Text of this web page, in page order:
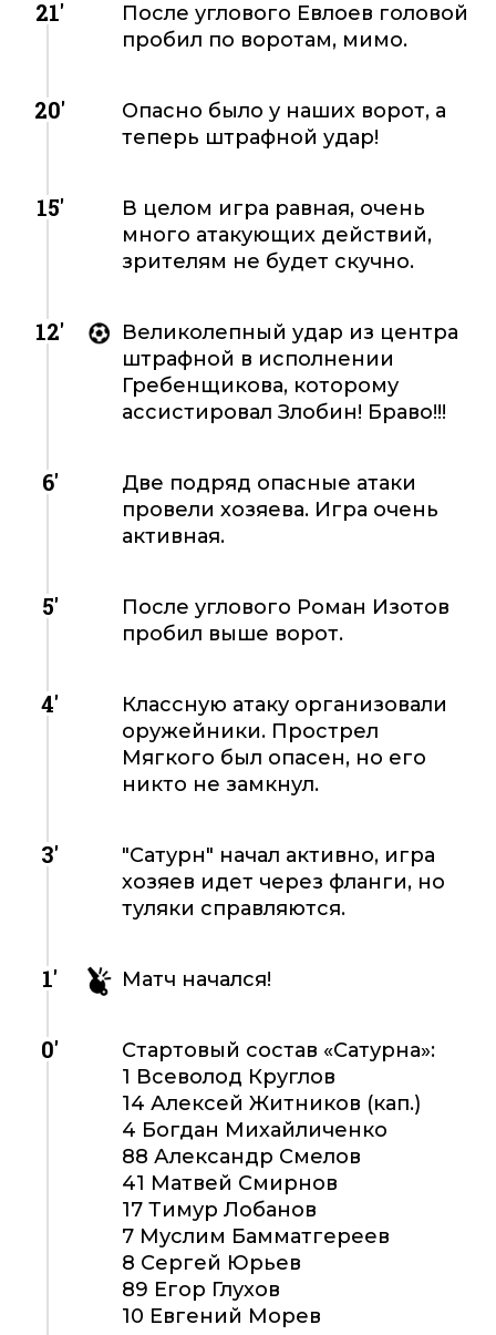
21'
После углового Евлоев головой
пробил по воротам, мимо.
20'
Опасно было у наших ворот, а
теперь штрафной удар!
15'
В целом игра равная, очень
много атакующих действий,
зрителям не будет скучно.
12'
Великолепный удар из центра
штрафной в исполнении
Гребенщикова, которому
ассистировал Злобин! Браво!!!
6'
Две подряд опасные атаки
провели хозяева. Игра очень
активная.
5'
После углового Роман Изотов
пробил выше ворот.
4'
Классную атаку организовали
оружейники. Прострел
Мягкого был опасен, но его
никто не замкнул.
3'
"Сатурн" начал активно, игра
хозяев идет через фланги, но
туляки справляются.
1' Матч начался!
0'
Стартовый состав «Сатурна»:
1 Всеволод Круглов
14 Алексей Житников (кап.)
4 Богдан Михайличенко
88 Александр Смелов
41 Матвей Смирнов
17 Тимур Лобанов
7 Муслим Бамматгереев
8 Сергей Юрьев
89 Егор Глухов
10 Евгений Морев